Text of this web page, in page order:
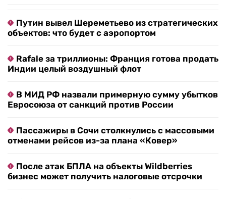
Путин вывел Шереметьево из стратегических
объектов: что будет с аэропортом
Rafale за триллионы: Франция готова продать
Индии целый воздушный флот
В МИД РФ назвали примерную сумму убытков
Евросоюза от санкций против России
Пассажиры в Сочи столкнулись с массовыми
отменами рейсов из-за плана «Ковер»
После атак БПЛА на объекты Wildberries
бизнес может получить налоговые отсрочки